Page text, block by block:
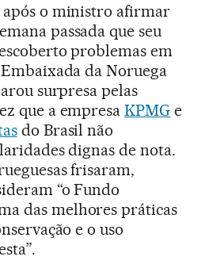
o ministro afirmar
passada que seu
problemas em
da Noruega
surpresa pelas
que a empresaKPMG e
do Brasil não
dignas de nota.
frisaram,
“o Fundo
das melhores práticas
e o uso